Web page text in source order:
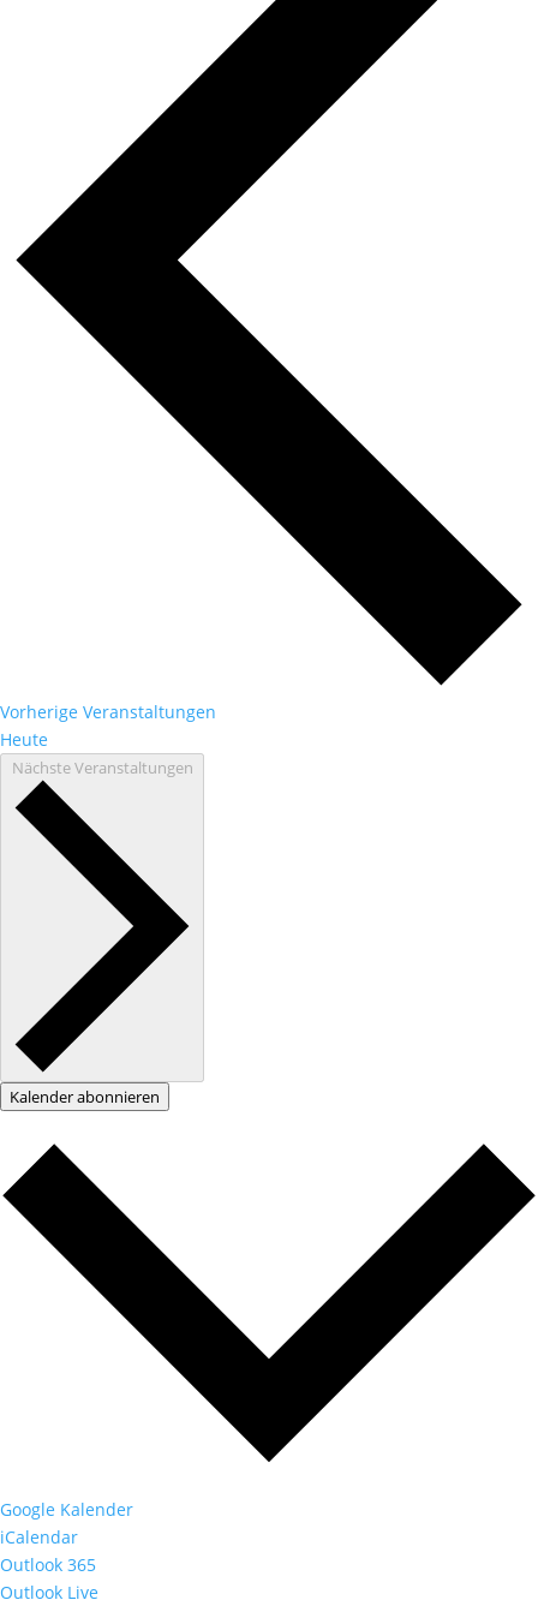
Vorherige Veranstaltungen
Heute
NächsteVeranstaltungen
Kalender abonnieren
Google Kalender
iCalendar
Outlook 365
Outlook Live